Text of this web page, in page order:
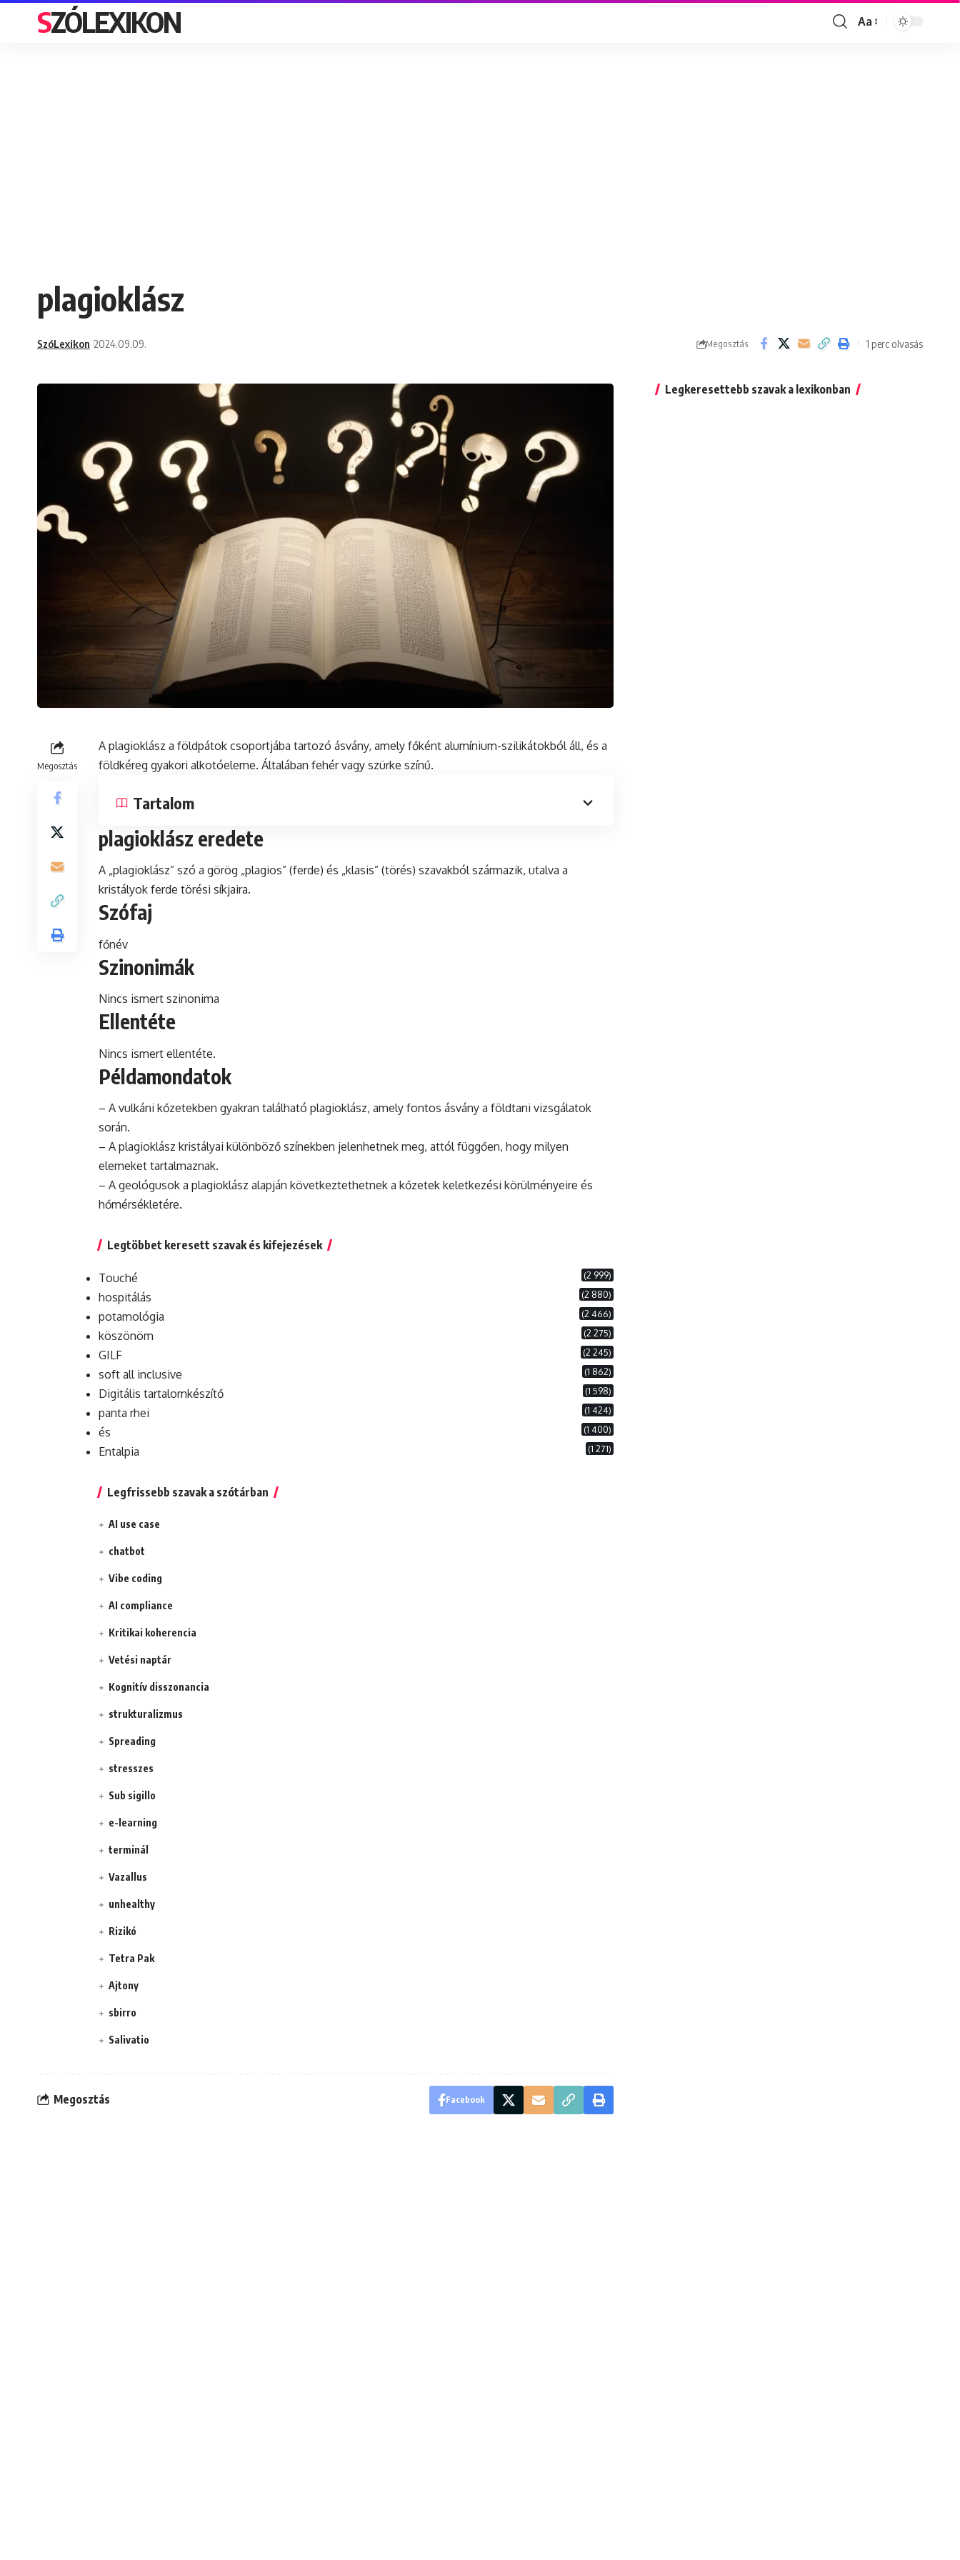
SZÓLEXIKON
Font
Aa
plagioklász
SzóLexikon 2024.09.09. Megosztás 1 perc olvasás
Megosztás
A plagioklász a földpátok csoportjába tartozó ásvány, amely főként alumínium-szilikátokból áll, és a
földkéreg gyakori alkotóeleme. Általában fehér vagy szürke színű.
Tartalom
plagioklász eredete
A „plagioklász” szó a görög „plagios” (ferde) és „klasis” (törés) szavakból származik, utalva a
kristályok ferde törési síkjaira.
Szófaj
főnév
Szinonimák
Nincs ismert szinonima
Ellentéte
Nincs ismert ellentéte.
Példamondatok
– A vulkáni kőzetekben gyakran található plagioklász, amely fontos ásvány a földtani vizsgálatok
során.
– A plagioklász kristályai különböző színekben jelenhetnek meg, attól függően, hogy milyen
elemeket tartalmaznak.
– A geológusok a plagioklász alapján következtethetnek a kőzetek keletkezési körülményeire és
hőmérsékletére.
Legtöbbet keresett szavak és kifejezések
Touché (2 999)
hospitálás (2 880)
potamológia (2 466)
köszönöm (2 275)
GILF (2 245)
soft all inclusive (1 862)
Digitális tartalomkészítő (1 598)
panta rhei (1 424)
és (1 400)
Entalpia (1 271)
Legfrissebb szavak a szótárban
AI use case
chatbot
Vibe coding
AI compliance
Kritikai koherencia
Vetési naptár
Kognitív disszonancia
strukturalizmus
Spreading
stresszes
Sub sigillo
e-learning
terminál
Vazallus
unhealthy
Rizikó
Tetra Pak
Ajtony
sbirro
Salivatio
Megosztás Facebook
Legkeresettebb szavak a lexikonban